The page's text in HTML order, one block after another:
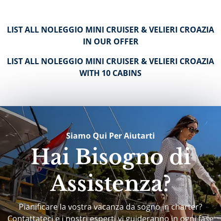
LIST ALL NOLEGGIO MINI CRUISER & VELIERI CROAZIA
IN OUR OFFER
LIST ALL NOLEGGIO MINI CRUISER & VELIERI CROAZIA
WITH 10 CABINS
Siamo Qui Per Aiutarti
Hai Bisogno di
Assistenza?
Pianificare la vostra vacanza da sogno in charter?
Contattateci e i nostri esperti vi guideranno in ogni fase